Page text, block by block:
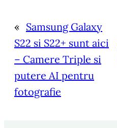
« Samsung Galaxy
S22 si S22+ sunt aici
– Camere Triple si
putere AI pentru
fotografie